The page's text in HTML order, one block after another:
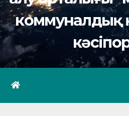
коммуналдық